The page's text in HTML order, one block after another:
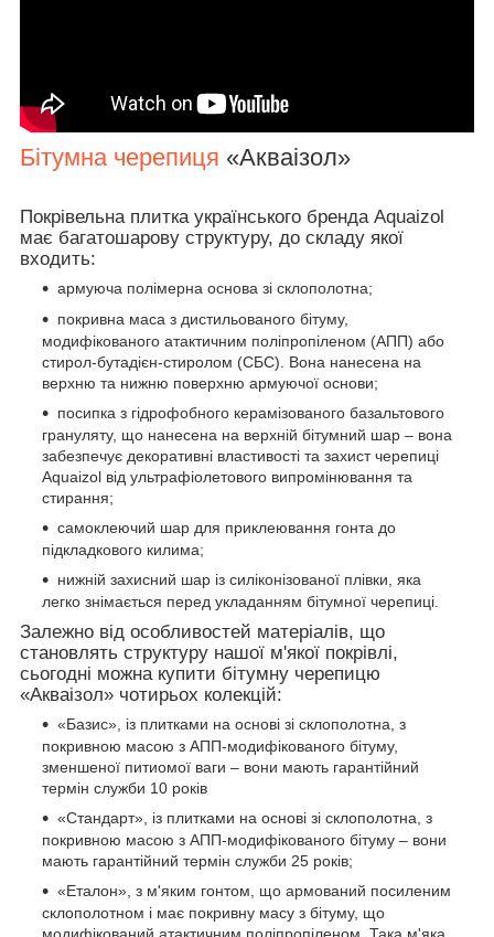
Бітумна черепиця «Акваізол»
Покрівельна плитка українського бренда Aquaizol
має багатошарову структуру, до складу якої
входить:
армуюча полімерна основа зі склополотна;
покривна маса з дистильованого бітуму,
модифікованого атактичним поліпропіленом (АПП) або
стирол-бутадієн-стиролом (СБС). Вона нанесена на
верхню та нижню поверхню армуючої основи;
посипка з гідрофобного керамізованого базальтового
грануляту, що нанесена на верхній бітумний шар – вона
забезпечує декоративні властивості та захист черепиці
Aquaizol від ультрафіолетового випромінювання та
стирання;
самоклеючий шар для приклеювання гонта до
підкладкового килима;
нижній захисний шар із силіконізованої плівки, яка
легко знімається перед укладанням бітумної черепиці.
Залежно від особливостей матеріалів, що
становлять структуру нашої м'якої покрівлі,
сьогодні можна купити бітумну черепицю
«Акваізол» чотирьох колекцій:
«Базис», із плитками на основі зі склополотна, з
покривною масою з АПП-модифікованого бітуму,
зменшеної питиомої ваги – вони мають гарантійний
термін служби 10 років
«Стандарт», із плитками на основі зі склополотна, з
покривною масою з АПП-модифікованого бітуму – вони
мають гарантійний термін служби 25 років;
«Еталон», з м'яким гонтом, що армований посиленим
склополотном і має покривну масу з бітуму, що
модифікований атактичним поліпропіленом. Така м'яка